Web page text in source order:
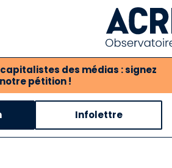
des médias : signez
notre pétition !
Notre
Infolettre